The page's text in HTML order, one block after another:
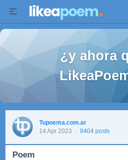
¿y ahora
Tupoema.com.ar
14 Apr 2023 · 9404 posts
Poem